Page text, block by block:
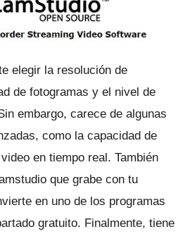
elegir la resolución de
de fotogramas y el nivel de
embargo, carece de algunas
como la capacidad de
en tiempo real. También
que grabe con tu
en uno de los programas
gratuito. Finalmente, tiene